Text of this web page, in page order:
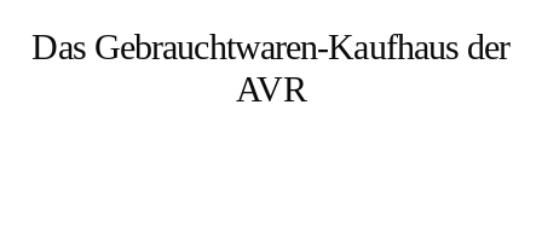
Das Gebrauchtwaren-Kaufhaus der
AVR